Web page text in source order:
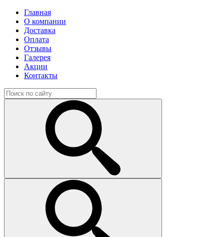
Главная
О компании
Доставка
Оплата
Отзывы
Галерея
Акции
Контакты